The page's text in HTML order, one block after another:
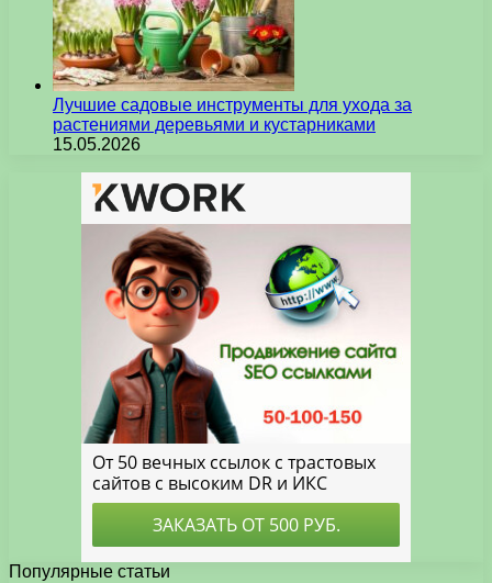
Лучшие садовые инструменты для ухода за
растениями деревьями и кустарниками
15.05.2026
Популярные статьи